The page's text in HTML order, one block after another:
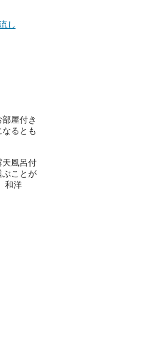
し
屋付き
るとも
天風呂付
ぶことが
和洋